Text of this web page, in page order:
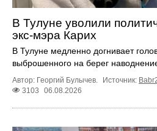
В Тулуне уволили
экс-мэра Карих
В Тулуне медленно догнивает
выброшенного на берег
Автор: Георгий Булычев. Источник:
3103
06.08.2026